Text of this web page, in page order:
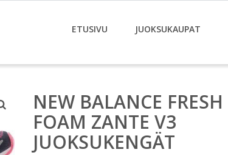
ETUSIVU JUOKSUKAUPAT
NEW BALANCE FRESH
FOAM ZANTE V3
JUOKSUKENGÄT